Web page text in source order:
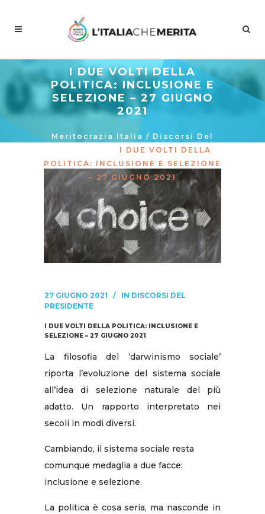
I DUE VOLTI DELLA
POLITICA: INCLUSIONE E
SELEZIONE – 27 GIUGNO
2021
Meritocrazia Italia / Discorsi Del
I DUE VOLTI DELLA
POLITICA: INCLUSIONE E SELEZIONE
– 27 GIUGNO 2021
27 GIUGNO 2021 IN DISCORSI DEL
PRESIDENTE
I DUE VOLTI DELLA POLITICA: INCLUSIONE E
SELEZIONE – 27 GIUGNO 2021
La filosofia del ‘darwinismo sociale’
riporta l’evoluzione del sistema sociale
all’idea di selezione naturale del più
adatto. Un rapporto interpretato nei
secoli in modi diversi.
Cambiando, il sistema sociale resta
comunque medaglia a due facce:
inclusione e selezione.
La politica è cosa seria, ma nasconde in